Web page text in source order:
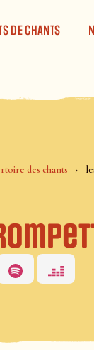
DE CHANTS
des chants